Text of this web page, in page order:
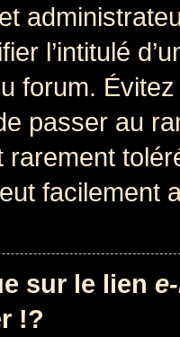
l’intitulé
forum.
passer au
rarement
facilement
sur le lien
!?